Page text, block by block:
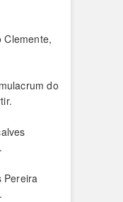
Clemente,
do
Pereira